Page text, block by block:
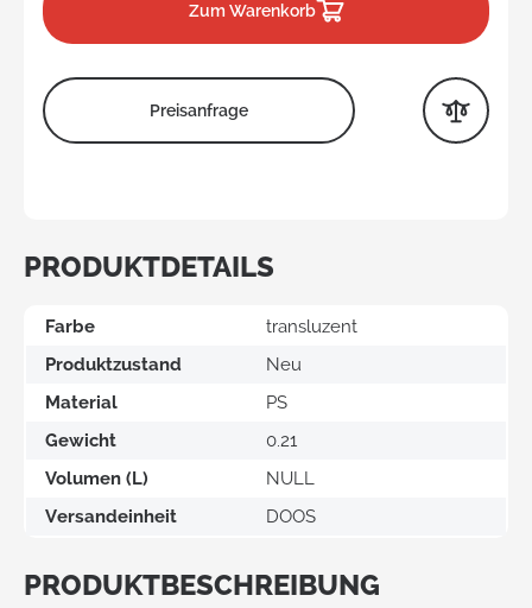
PRODUKTDETAILS
Farbe
transluzent
Produktzustand
Neu
Material
PS
Gewicht
0.21
Volumen (L)
NULL
Versandeinheit
DOOS
PRODUKTBESCHREIBUNG
Zum Warenkorb
Preisanfrage